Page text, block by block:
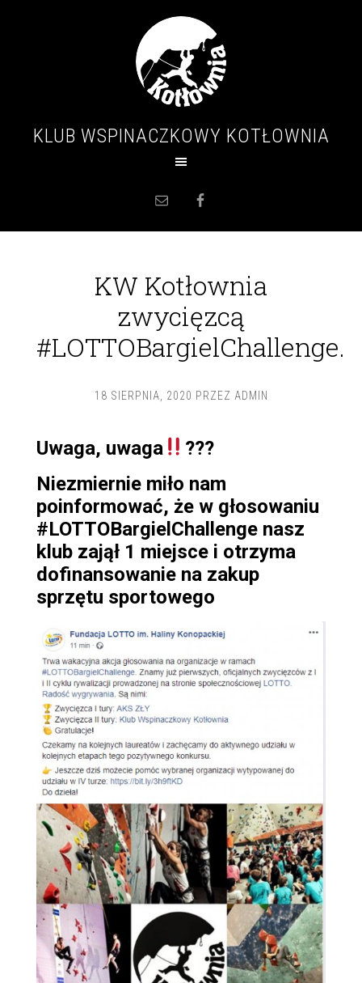
KLUB WSPINACZKOWY KOTŁOWNIA
KW Kotłownia
zwycięzcą
#LOTTOBargielChallenge.
18 SIERPNIA, 2020 PRZEZ ADMIN
Uwaga, uwaga
???
Niezmiernie miło nam
poinformować, że w głosowaniu
#LOTTOBargielChallenge nasz
klub zajął 1 miejsce i otrzyma
dofinansowanie na zakup
sprzętu sportowego